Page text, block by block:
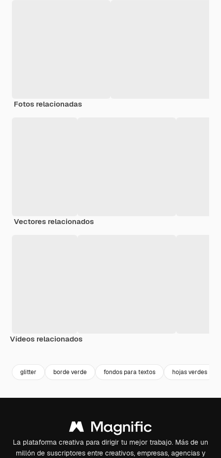
Fotos relacionadas
Vectores relacionados
Vídeos relacionados
glitter borde verde fondos para textos hojas verdes
La plataforma creativa para dirigir tu mejor trabajo. Más de un
millón de suscriptores entre creativos, empresas, agencias y